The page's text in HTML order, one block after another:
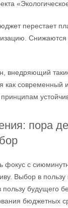
перестает
внедряющий
как современный
пора
фокус с
Выбор в пользу
будущего
бюджетных